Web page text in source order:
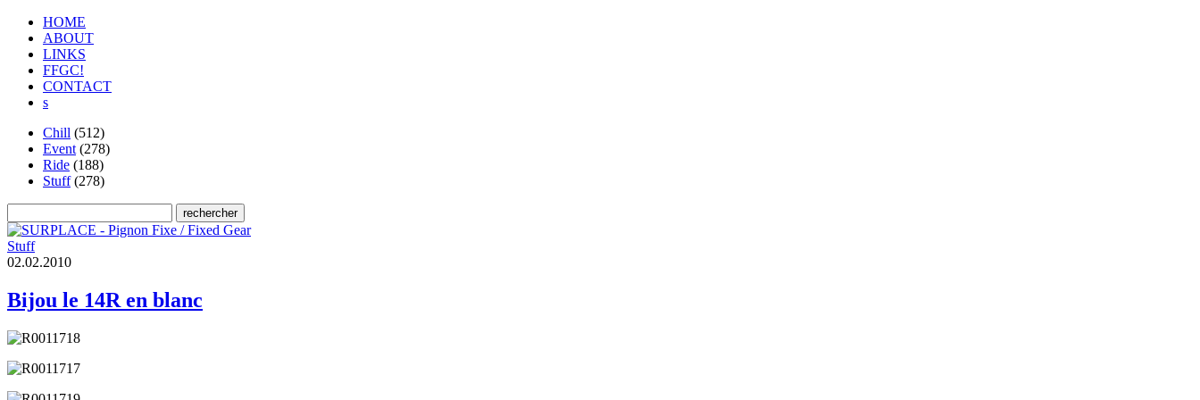
HOME
ABOUT
LINKS
FFGC!
CONTACT
s
Chill (512)
Event (278)
Ride (188)
Stuff(278)
Stuff
02.02.2010
Bijou le 14R en blanc